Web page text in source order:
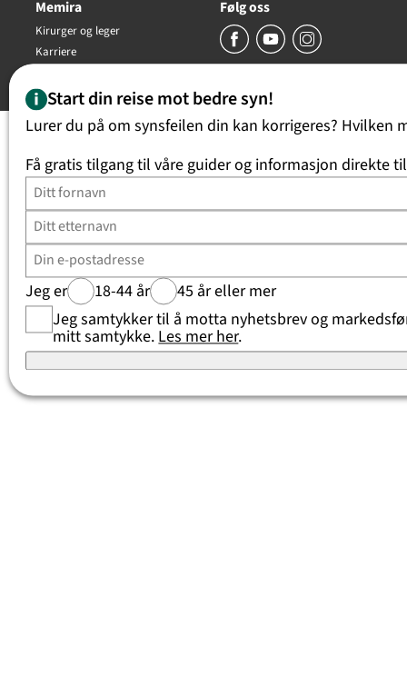
Memira
Kirurger og leger
Karriere
Følg oss
Copyright Memira AS 2026, all rights reserved
Start din reise mot bedre syn!
Lurer du på om synsfeilen din kan korrigeres? Hvilken
Få gratis tilgang til våre guider og informasjon direkte
Jeg er 18-44 år
45 år eller mer
Jeg samtykker til å motta nyhetsbrev og
mitt samtykke.Les mer her.